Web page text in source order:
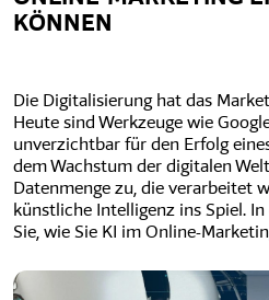
KÖNNEN
Die Digitalisierung hat das
Heute sind Werkzeuge wie
unverzichtbar für den Erfolg
dem Wachstum der digitalen
Datenmenge zu, die verarbeitet
künstliche Intelligenz ins Spiel.
Sie, wie Sie KI im Online-